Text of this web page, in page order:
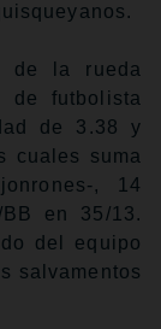
de la rueda
de futbolista
de 3.38 y
cuales suma
, 14
en 35/13.
del equipo
salvamentos